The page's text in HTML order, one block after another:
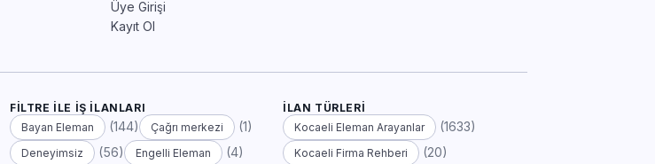
Üye Girişi
Kayıt Ol
FILTRE ILE İŞ İLANLARI
Bayan Eleman
(144) Çağrı merkezi (1)
Deneyimsiz (56) Engelli Eleman (4)
İLAN TÜRLERI
Kocaeli Eleman Arayanlar
(1633)
Kocaeli Firma Rehberi (20)